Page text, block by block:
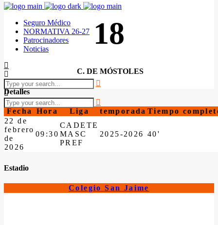
Seguro Médico
NORMATIVA 26-27
Patrocinadores
Noticias
18
C. DE MÓSTOLES
Detalles
Fecha Hora Liga temporada Tiempo
22 de
febrero
de
2026
09:30
CADETE
MASC
PREF
2025-2026 40'
Estadio
Colegio San Jaime